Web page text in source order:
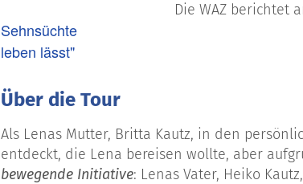
Die WAZ berichtet
Sehnsüchte
leben lässt"
Über die Tour
Als Lenas Mutter, Britta Kautz, in den
entdeckt, die Lena bereisen wollte, aber
bewegende Initiative: Lenas Vater, Heiko